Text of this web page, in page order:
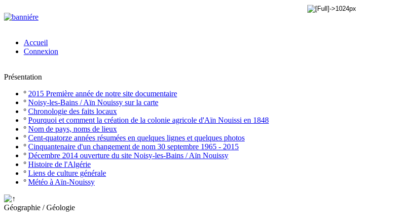
Accueil
Connexion
Présentation
º 2015 Première année de notre site documentaire
º Noisy-les-Bains / Aïn Nouissy sur la carte
º Chronologie des faits locaux
º Pourquoi et comment la création de la colonie agricole d'Aïn Nouissi en 1848
º Nom de pays, noms de lieux
º Cent-quatorze années résumées en quelques lignes et quelques photos
º Cinquantenaire d'un changement de nom 30 septembre 1965 - 2015
º Décembre 2014 ouverture du site Noisy-les-Bains / Aïn Nouissy
º Histoire de l'Algérie
º Liens de culture générale
º Météo à Aïn-Nouissy
Géographie / Géologie